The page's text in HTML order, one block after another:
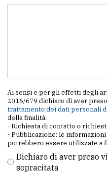
Ai sensi e per gli effetti degli
2016/679 dichiaro di aver
trattamento dei dati personali
della finalità:
- Richiesta di contatto o
- Pubblicazione: le
potrebbero essere utilizzate a
Dichiaro di aver preso
sopracitata